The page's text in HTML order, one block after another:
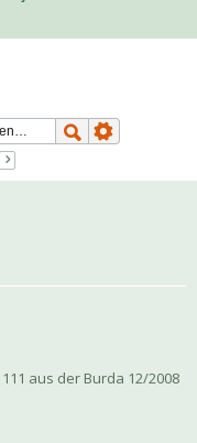
aus der Burda 12/2008